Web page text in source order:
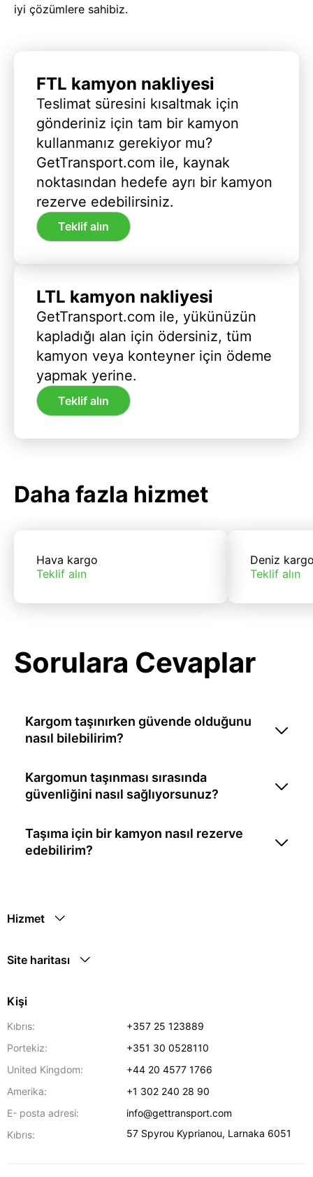
iyi çözümlere sahibiz.
FTL kamyon nakliyesi
Teslimat süresini kısaltmak için
gönderiniz için tam bir kamyon
kullanmanız gerekiyor mu?
GetTransport.com ile, kaynak
noktasından hedefe ayrı bir kamyon
rezerve edebilirsiniz.
Teklif alın
LTL kamyon nakliyesi
GetTransport.com ile, yükünüzün
kapladığı alan için ödersiniz, tüm
kamyon veya konteyner için ödeme
yapmak yerine.
Teklif alın
Daha fazla hizmet
Hava kargo
Teklif alın
Deniz
Teklif alın
Sorulara Cevaplar
Kargom taşınırken güvende olduğunu
nasıl bilebilirim?
Kargomun taşınması sırasında
güvenliğini nasıl sağlıyorsunuz?
Taşıma için bir kamyon nasıl rezerve
edebilirim?
Hizmet
Site haritası
Kişi
Kıbrıs:
+357 25 123889
Portekiz:
+351 30 0528110
United Kingdom:
+44 20 4577 1766
Amerika:
+1 302 240 28 90
E- posta adresi:
info@gettransport.com
Kıbrıs:
57 Spyrou Kyprianou, Larnaka 6051